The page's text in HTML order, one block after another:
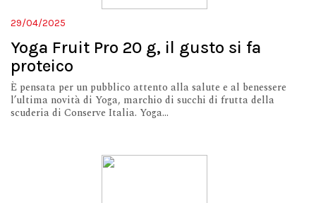
29/04/2025
Yoga Fruit Pro 20 g, il gusto si fa
proteico
È pensata per un pubblico attento alla salute e al benessere
l’ultima novità di Yoga, marchio di succhi di frutta della
scuderia di Conserve Italia. Yoga...